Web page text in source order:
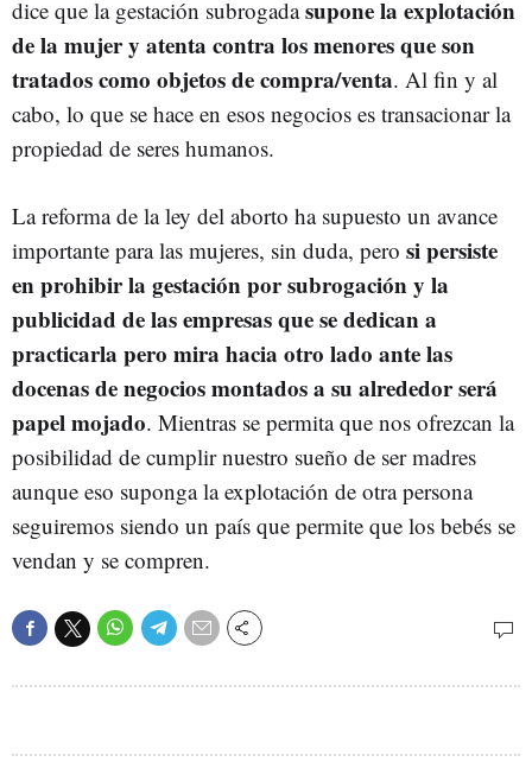
dice que la gestación subrogadasupone la explotación
de la mujer y atenta contra los menores que son
tratados como objetos de compra/venta. Al fin y al
cabo, lo que se hace en esos negocios es transacionar la
propiedad de seres humanos.
La reforma de la ley del aborto ha supuesto un avance
importante para las mujeres, sin duda, pero si persiste
en prohibir la gestación por subrogación y la
publicidad de las empresas que se dedican a
practicarla pero mira hacia otro lado ante las
docenas de negocios montados a su alrededor será
papel mojado. Mientras se permita que nos ofrezcan la
posibilidad de cumplir nuestro sueño de ser madres
aunque eso suponga la explotación de otra persona
seguiremos siendo un país que permite que los bebés se
vendan y se compren.